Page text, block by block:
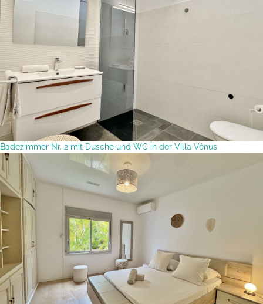
Badezimmer Nr. 2 mit Dusche und WC in der Villa Vénus